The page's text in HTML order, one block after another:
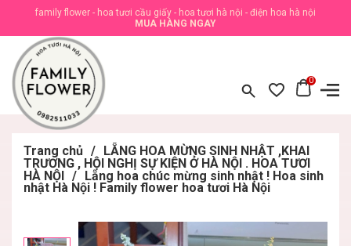
family flower - hoa tươi cầu giấy - hoa tươi hà nội - điện hoa hà nội
MUA HÀNG NGAY
0
Trang chủ / LẴNG HOA MỪNG SINH NHẬT ,KHAI
TRƯƠNG , HỘI NGHỊ SỰ KIỆN Ở HÀ NỘI . HOA TƯƠI
HÀ NỘI / Lẵng hoa chúc mừng sinh nhật ! Hoa sinh
nhật Hà Nội ! Family flower hoa tươi Hà Nội